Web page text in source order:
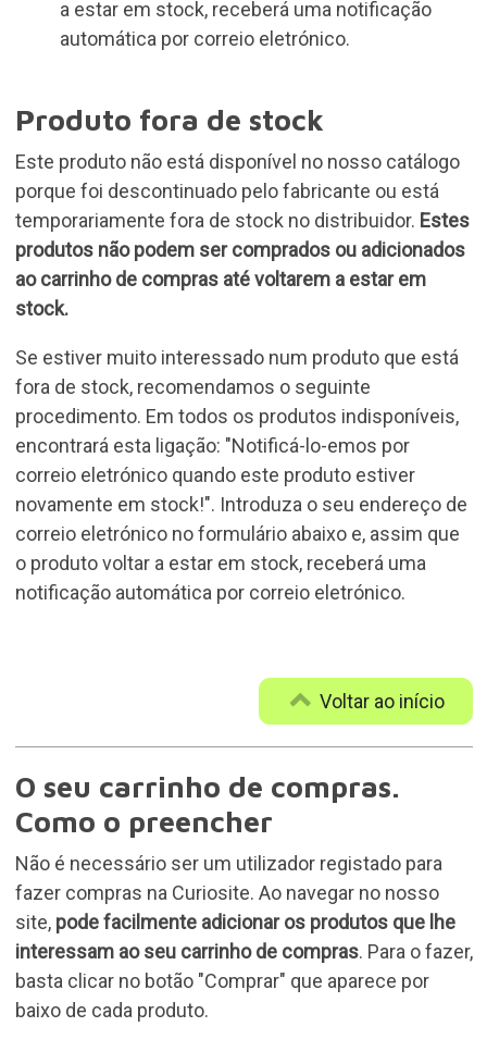
a estar em stock, receberá uma notificação
automática por correio eletrónico.
Produto fora de stock
Este produto não está disponível no nosso catálogo
porque foi descontinuado pelo fabricante ou está
temporariamente fora de stock no distribuidor. Estes
produtos não podem ser comprados ou adicionados
ao carrinho de compras até voltarem a estar em
stock.
Se estiver muito interessado num produto que está
fora de stock, recomendamos o seguinte
procedimento. Em todos os produtos indisponíveis,
encontrará esta ligação: "Notificá-lo-emos por
correio eletrónico quando este produto estiver
novamente em stock!". Introduza o seu endereço de
correio eletrónico no formulário abaixo e, assim que
o produto voltar a estar em stock, receberá uma
notificação automática por correio eletrónico.
Voltar ao início
O seu carrinho de compras.
Como o preencher
Não é necessário ser um utilizador registado para
fazer compras na Curiosite. Ao navegar no nosso
site, pode facilmente adicionar os produtos que lhe
interessam ao seu carrinho de compras. Para o fazer,
basta clicar no botão "Comprar" que aparece por
baixo de cada produto.